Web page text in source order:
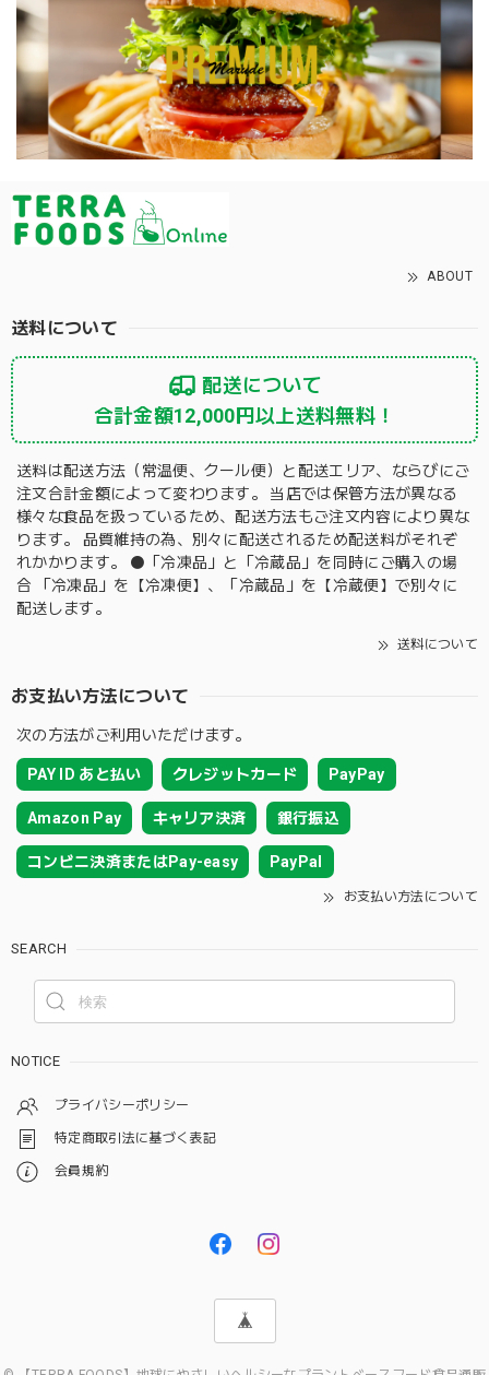
ABOUT
送料について
配送について
合計金額12,000円以上送料無料！
送料は配送方法（常温便、クール便）と配送エリア、ならびにご
注文合計金額によって変わります。 当店では保管方法が異なる
様々な食品を扱っているため、配送方法もご注文内容により異な
ります。 品質維持の為、別々に配送されるため配送料がそれぞ
れかかります。 ⚫️「冷凍品」と「冷蔵品」を同時にご購入の場
合 「冷凍品」を【冷凍便】、「冷蔵品」を【冷蔵便】で別々に
配送します。
送料について
お支払い方法について
次の方法がご利用いただけます。
PAY ID あと払い クレジットカード PayPay
Amazon Pay キャリア決済 銀行振込
コンビニ決済またはPay-easy PayPal
お支払い方法について
SEARCH
NOTICE
プライバシーポリシー
特定商取引法に基づく表記
会員規約